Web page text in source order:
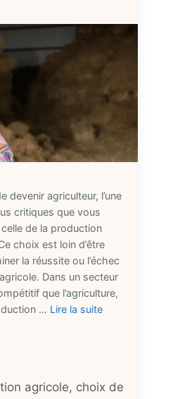
devenir agriculteur, l’une
critiques que vous
de la production
choix est loin d’être
la réussite ou l’échec
Dans un secteur
que l’agriculture,
… Lire la suite
agricole, choix de